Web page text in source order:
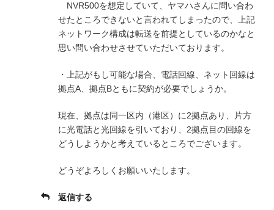
NVR500を想定していて、ヤマハさんに問い合わ
せたところできないと言われてしまったので、上記
ネットワーク構成は転送を前提としているのかなと
思い問い合わせさせていただいております。
・上記がもし可能な場合、電話回線、ネット回線は
拠点A、拠点Bともに契約が必要でしょうか。
現在、拠点は同一区内（港区）に2拠点あり、片方
に光電話と光回線を引いており、2拠点目の回線を
どうしようかと考えているところでございます。
どうぞよろしくお願いいたします。
返信する